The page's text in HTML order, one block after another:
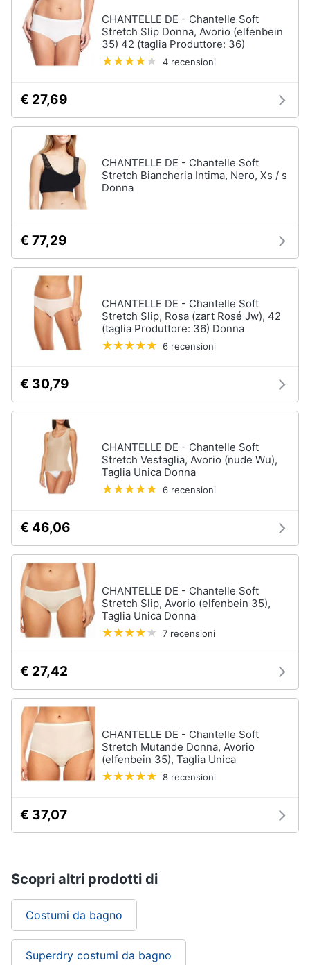
CHANTELLE DE - Chantelle Soft
Stretch Slip Donna, Avorio (elfenbein
35) 42 (taglia Produttore: 36)
4 recensioni
€ 27,69
CHANTELLE DE - Chantelle Soft
Stretch Biancheria Intima, Nero, Xs / s
Donna
€ 77,29
CHANTELLE DE - Chantelle Soft
Stretch Slip, Rosa (zart Rosé Jw), 42
(taglia Produttore: 36) Donna
6 recensioni
€ 30,79
CHANTELLE DE - Chantelle Soft
Stretch Vestaglia, Avorio (nude Wu),
Taglia Unica Donna
6 recensioni
€ 46,06
CHANTELLE DE - Chantelle Soft
Stretch Slip, Avorio (elfenbein 35),
Taglia Unica Donna
7 recensioni
€ 27,42
CHANTELLE DE - Chantelle Soft
Stretch Mutande Donna, Avorio
(elfenbein 35), Taglia Unica
8 recensioni
€ 37,07
Scopri altri prodotti di
Costumi da bagno
Superdry costumi da bagno